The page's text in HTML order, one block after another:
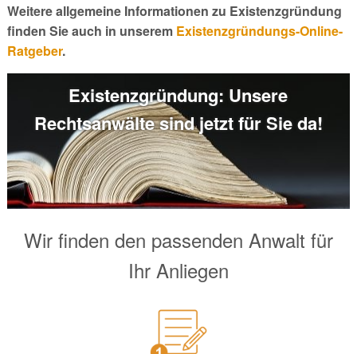
Weitere allgemeine Informationen zu Existenzgründung
finden Sie auch in unserem Existenzgründungs-Online-
Ratgeber.
Existenzgründung: Unsere
Rechtsanwälte sind jetzt für Sie da!
Wir finden den passenden Anwalt für
Ihr Anliegen